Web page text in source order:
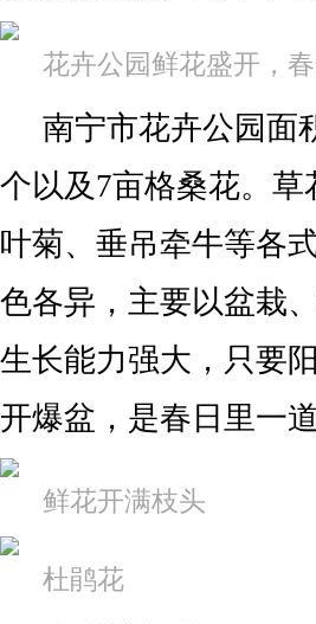
花卉公园鲜花盛开，
南宁市花卉公园面
个以及7亩格桑花。
叶菊、垂吊牵牛等各
色各异，主要以盆栽
生长能力强大，只要
开爆盆，是春日里一
鲜花开满枝头
杜鹃花